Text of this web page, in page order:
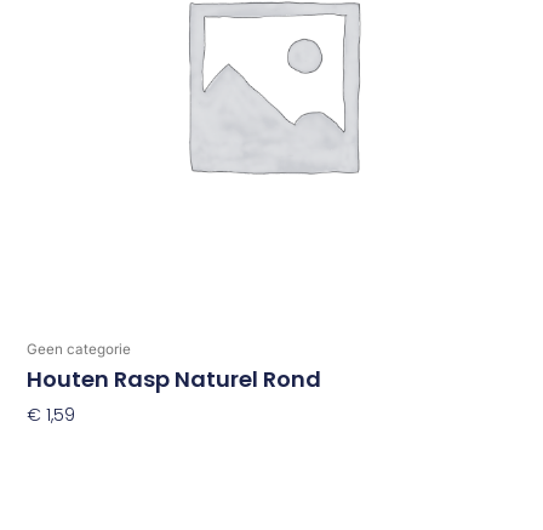
Geen categorie
Houten Rasp Naturel Rond
€ 1,59